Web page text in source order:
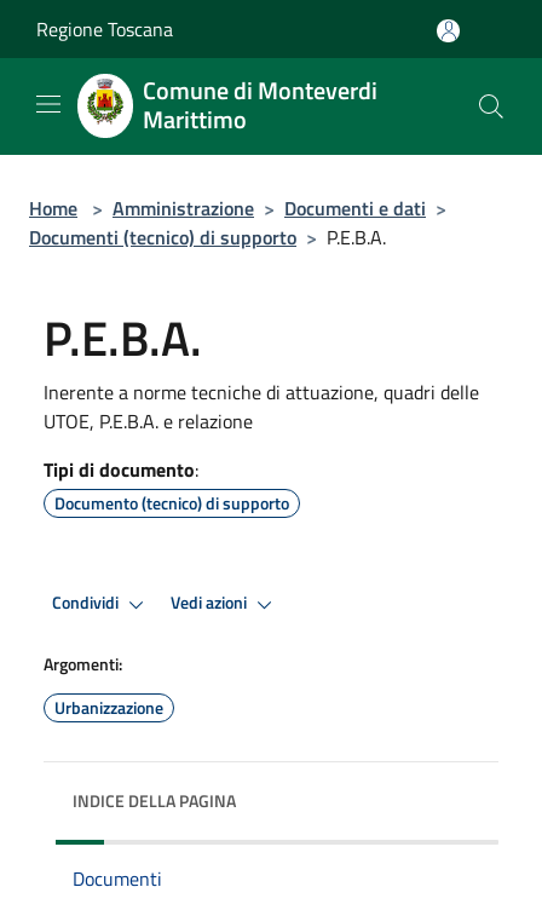
Regione Toscana
Comune di Monteverdi
Marittimo
Home > Amministrazione > Documenti e dati >
Documenti (tecnico) di supporto > P.E.B.A.
P.E.B.A.
Inerente a norme tecniche di attuazione, quadri delle
UTOE, P.E.B.A. e relazione
Tipi di documento:
Documento (tecnico) di supporto
Condividi Vedi azioni
Argomenti:
Urbanizzazione
INDICE DELLA PAGINA
Documenti